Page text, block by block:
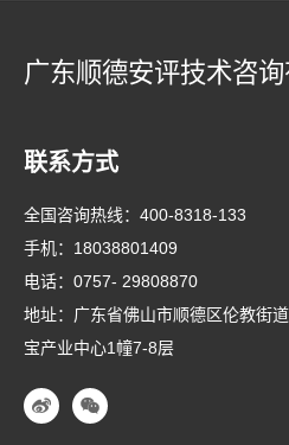
广东顺德安评技术咨询
联系方式
全国咨询热线： 400-8318-133
手机： 18038801409
电话： 0757- 29808870
地址：广东省佛山市顺德区伦教街
宝产业中心1幢7-8层